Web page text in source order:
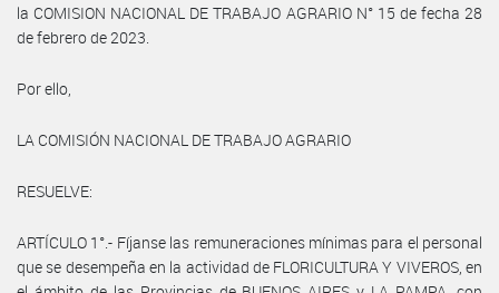
la COMISION NACIONAL DE TRABAJO AGRARIO N° 15 de fecha 28
de febrero de 2023.
Por ello,
LA COMISIÓN NACIONAL DE TRABAJO AGRARIO
RESUELVE:
ARTÍCULO 1°.- Fíjanse las remuneraciones mínimas para el personal
que se desempeña en la actividad de FLORICULTURA Y VIVEROS, en